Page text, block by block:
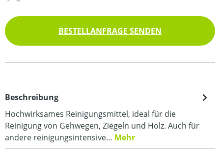
BESTELLANFRAGE SENDEN
Beschreibung
Hochwirksames Reinigungsmittel, ideal für die
Reinigung von Gehwegen, Ziegeln und Holz. Auch für
andere reinigungsintensive… Mehr